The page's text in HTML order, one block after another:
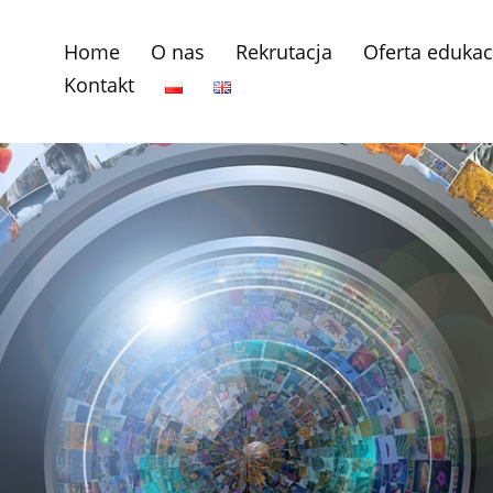
Home O nas Rekrutacja
Oferta
Kontakt